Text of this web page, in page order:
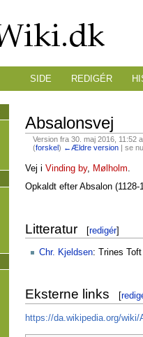
Absalonsvej
Version fra 30. maj 2016, 11:52
(forskel) ←Ældre version| se
Vej i Vinding by, Mølholm.
Opkaldt efter Absalon
Litteratur [redigér]
Chr. Kjeldsen: Trines
Eksterne links [
https://da.wikipedia.org/wiki/
SIDE REDIGÉR